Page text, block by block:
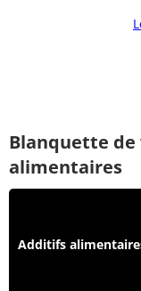
Blanquette
alimentaires
Additifs